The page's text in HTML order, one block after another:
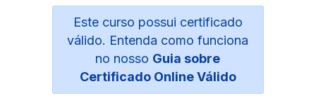
Este curso possui certificado
válido. Entenda como funciona
no nosso Guia sobre
Certificado Online Válido